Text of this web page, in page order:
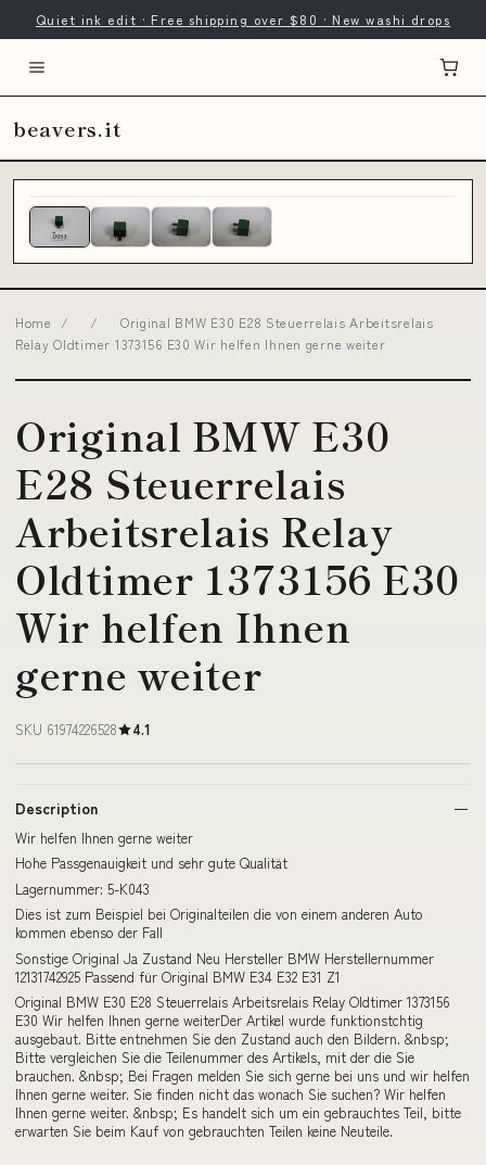
Quiet ink edit · Free shipping over $80 · New washi drops
beavers.it
Home / /
Original BMW E30 E28 Steuerrelais Arbeitsrelais
Relay Oldtimer 1373156 E30 Wir helfen Ihnen gerne weiter
Original BMW E30
E28 Steuerrelais
Arbeitsrelais Relay
Oldtimer 1373156 E30
Wir helfen Ihnen
gerne weiter
SKU 61974226528 4.1
Description
Wir helfen Ihnen gerne weiter
Hohe Passgenauigkeit und sehr gute Qualität
Lagernummer: 5-K043
Dies ist zum Beispiel bei Originalteilen die von einem anderen Auto
kommen ebenso der Fall
Sonstige Original Ja Zustand Neu Hersteller BMW Herstellernummer
12131742925 Passend für Original BMW E34 E32 E31 Z1
Original BMW E30 E28 Steuerrelais Arbeitsrelais Relay Oldtimer 1373156
E30 Wir helfen Ihnen gerne weiterDer Artikel wurde funktionstchtig
ausgebaut. Bitte entnehmen Sie den Zustand auch den Bildern. &nbsp;
Bitte vergleichen Sie die Teilenummer des Artikels, mit der die Sie
brauchen. &nbsp; Bei Fragen melden Sie sich gerne bei uns und wir helfen
Ihnen gerne weiter. Sie finden nicht das wonach Sie suchen? Wir helfen
Ihnen gerne weiter. &nbsp; Es handelt sich um ein gebrauchtes Teil, bitte
erwarten Sie beim Kauf von gebrauchten Teilen keine Neuteile.